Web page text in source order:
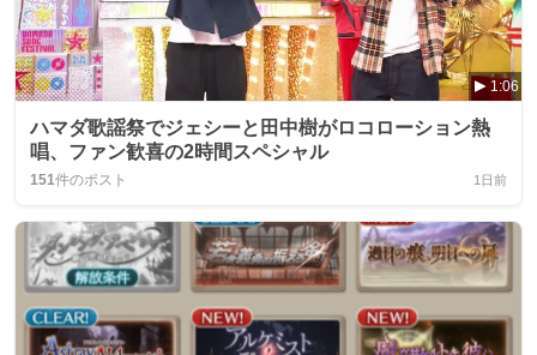
1:06
ハマダ歌謡祭でジェシーと田中樹がロコローション熱
唱、ファン歓喜の2時間スペシャル
151件のポスト 1日前